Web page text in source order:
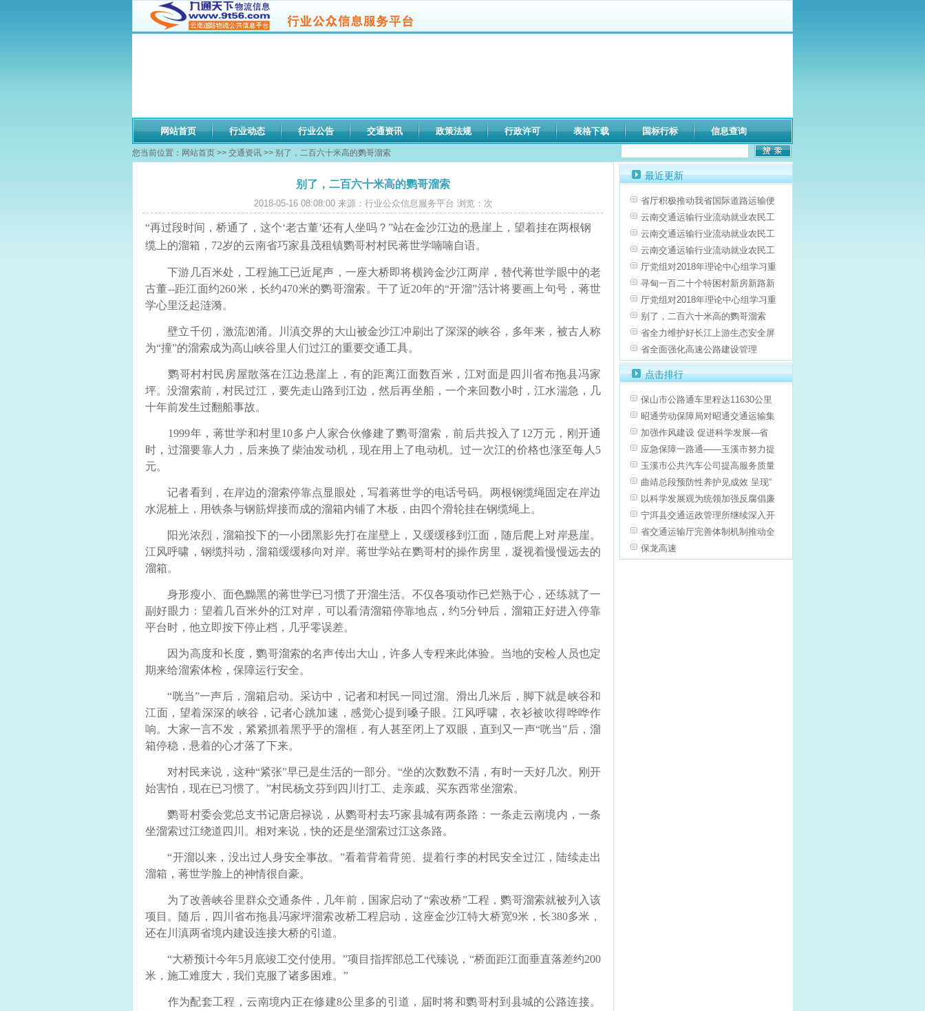
网站首页 行业动态 行业公告 交通资讯 政策法规 行政许可 表格下载 国标行标 信息查询
您当前位置： 网站首页 >> 交通资讯 >> 别了，二百六十米高的鹦哥溜索
别了，二百六十米高的鹦哥溜索
2018-05-16 08:08:00 来源：行业公众信息服务平台 浏览： 次
“再过段时间，桥通了，这个‘老古董’还有人坐吗？”站在金沙江边的悬崖上，望着挂在两根钢
缆上的溜箱，72岁的云南省巧家县茂租镇鹦哥村村民蒋世学喃喃自语。
下游几百米处，工程施工已近尾声，一座大桥即将横跨金沙江两岸，替代蒋世学眼中的老
古董--距江面约260米，长约470米的鹦哥溜索。干了近20年的“开溜”活计将要画上句号，蒋世
学心里泛起涟漪。
壁立千仞，激流汹涌。川滇交界的大山被金沙江冲刷出了深深的峡谷，多年来，被古人称
为“撞”的溜索成为高山峡谷里人们过江的重要交通工具。
鹦哥村村民房屋散落在江边悬崖上，有的距离江面数百米，江对面是四川省布拖县冯家
坪。没溜索前，村民过江，要先走山路到江边，然后再坐船，一个来回数小时，江水湍急，几
十年前发生过翻船事故。
1999年，蒋世学和村里10多户人家合伙修建了鹦哥溜索，前后共投入了12万元，刚开通
时，过溜要靠人力，后来换了柴油发动机，现在用上了电动机。过一次江的价格也涨至每人5
元。
记者看到，在岸边的溜索停靠点显眼处，写着蒋世学的电话号码。两根钢缆绳固定在岸边
水泥桩上，用铁条与钢筋焊接而成的溜箱内铺了木板，由四个滑轮挂在钢缆绳上。
阳光浓烈，溜箱投下的一小团黑影先打在崖壁上，又缓缓移到江面，随后爬上对岸悬崖。
江风呼啸，钢缆抖动，溜箱缓缓移向对岸。蒋世学站在鹦哥村的操作房里，凝视着慢慢远去的
溜箱。
身形瘦小、面色黝黑的蒋世学已习惯了开溜生活。不仅各项动作已烂熟于心，还练就了一
副好眼力：望着几百米外的江对岸，可以看清溜箱停靠地点，约5分钟后，溜箱正好进入停靠
平台时，他立即按下停止档，几乎零误差。
因为高度和长度，鹦哥溜索的名声传出大山，许多人专程来此体验。当地的安检人员也定
期来给溜索体检，保障运行安全。
“咣当”一声后，溜箱启动。采访中，记者和村民一同过溜。滑出几米后，脚下就是峡谷和
江面，望着深深的峡谷，记者心跳加速，感觉心提到嗓子眼。江风呼啸，衣衫被吹得哗哗作
响。大家一言不发，紧紧抓着黑乎乎的溜框，有人甚至闭上了双眼，直到又一声“咣当”后，溜
箱停稳，悬着的心才落了下来。
对村民来说，这种“紧张”早已是生活的一部分。“坐的次数数不清，有时一天好几次。刚开
始害怕，现在已习惯了。”村民杨文芬到四川打工、走亲戚、买东西常坐溜索。
鹦哥村委会党总支书记唐启禄说，从鹦哥村去巧家县城有两条路：一条走云南境内，一条
坐溜索过江绕道四川。相对来说，快的还是坐溜索过江这条路。
“开溜以来，没出过人身安全事故。”看着背着背篼、提着行李的村民安全过江，陆续走出
溜箱，蒋世学脸上的神情很自豪。
为了改善峡谷里群众交通条件，几年前，国家启动了“索改桥”工程，鹦哥溜索就被列入该
项目。随后，四川省布拖县冯家坪溜索改桥工程启动，这座金沙江特大桥宽9米，长380多米，
还在川滇两省境内建设连接大桥的引道。
“大桥预计今年5月底竣工交付使用。”项目指挥部总工代臻说，“桥面距江面垂直落差约200
米，施工难度大，我们克服了诸多困难。”
作为配套工程，云南境内正在修建8公里多的引道，届时将和鹦哥村到县城的公路连接。
最近更新
省厅积极推动我省国际道路运输便
云南交通运输行业流动就业农民工
云南交通运输行业流动就业农民工
云南交通运输行业流动就业农民工
厅党组对2018年理论中心组学习重
寻甸一百二十个特困村新房新路新
厅党组对2018年理论中心组学习重
别了，二百六十米高的鹦哥溜索
省全力维护好长江上游生态安全屏
省全面强化高速公路建设管理
点击排行
保山市公路通车里程达11630公里
昭通劳动保障局对昭通交通运输集
加强作风建设 促进科学发展---省
应急保障一路通——玉溪市努力提
玉溪市公共汽车公司提高服务质量
曲靖总段预防性养护见成效 呈现“
以科学发展观为统领加强反腐倡廉
宁洱县交通运政管理所继续深入开
省交通运输厅完善体制机制推动全
保龙高速